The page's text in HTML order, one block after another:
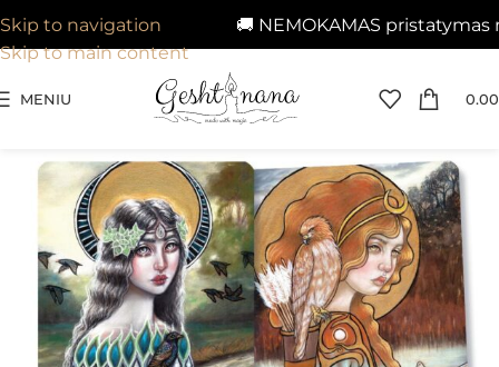
🚚 NEMOKAMAS pristatymas
Skip to navigation
Skip to main content
MENIU 0.00